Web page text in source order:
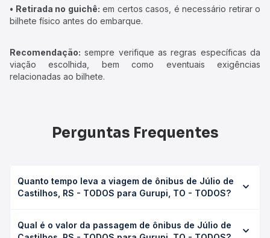
• Retirada no guichê: em certos casos, é necessário retirar o
bilhete físico antes do embarque.
Recomendação: sempre verifique as regras específicas da
viação escolhida, bem como eventuais exigências
relacionadas ao bilhete.
Perguntas Frequentes
Quanto tempo leva a viagem de ônibus de Júlio de
Castilhos, RS - TODOS para Gurupi, TO - TODOS?
para Gurupi, TO - TODOS leva em média 51h 25min,
Qual é o valor da passagem de ônibus de Júlio de